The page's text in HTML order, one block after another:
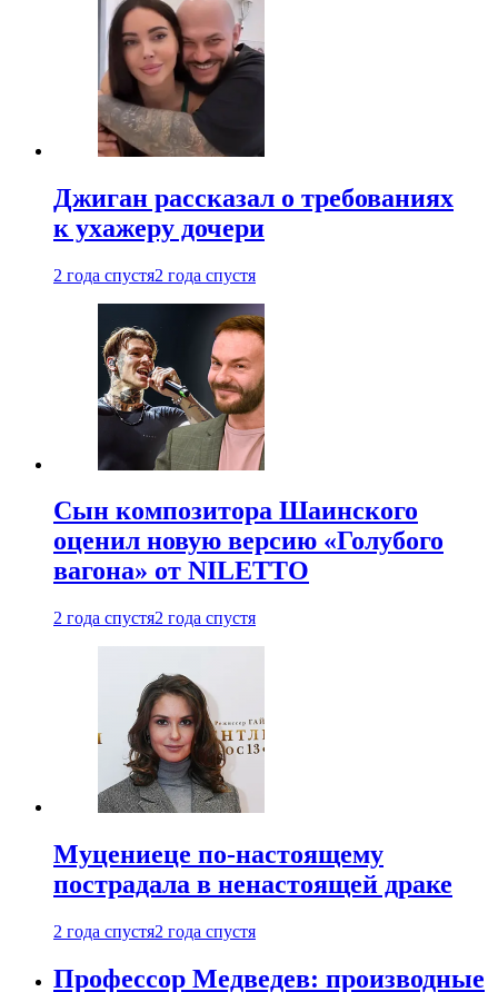
Джиган рассказал о требованиях
к ухажеру дочери
2 года спустя2 года спустя
Сын композитора Шаинского
оценил новую версию «Голубого
вагона» от NILETTO
2 года спустя2 года спустя
Муцениеце по-настоящему
пострадала в ненастоящей драке
2 года спустя2 года спустя
Профессор Медведев: производные